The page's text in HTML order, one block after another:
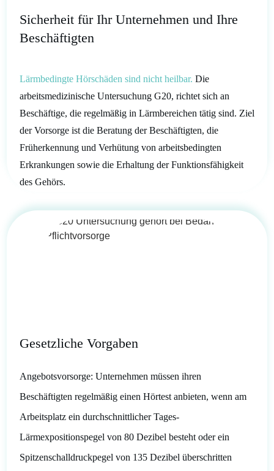
Sicherheit für Ihr Unternehmen und Ihre
Beschäftigten
Lärmbedingte Hörschäden sind nicht heilbar. Die
arbeitsmedizinische Untersuchung G20, richtet sich an
Beschäftige, die regelmäßig in Lärmbereichen tätig sind. Ziel
der Vorsorge ist die Beratung der Beschäftigten, die
Früherkennung und Verhütung von arbeitsbedingten
Erkrankungen sowie die Erhaltung der Funktionsfähigkeit
des Gehörs.
Gesetzliche Vorgaben
Angebotsvorsorge: Unternehmen müssen ihren
Beschäftigten regelmäßig einen Hörtest anbieten, wenn am
Arbeitsplatz ein durchschnittlicher Tages-
Lärmexpositionspegel von 80 Dezibel besteht oder ein
Spitzenschalldruckpegel von 135 Dezibel überschritten